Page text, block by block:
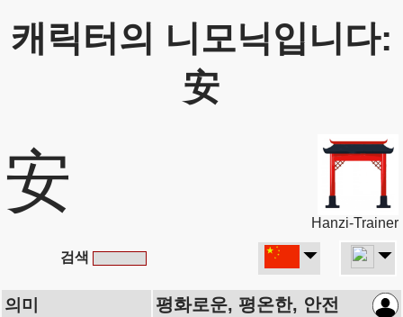
캐릭터의 니모닉입니다:
安
安
Hanzi-Trainer
검색
의미 평화로운, 평온한, 안전